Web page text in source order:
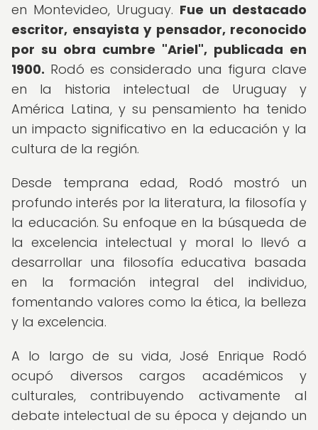
en Montevideo, Uruguay. Fue un destacado
escritor, ensayista y pensador, reconocido
por su obra cumbre "Ariel", publicada en
1900. Rodó es considerado una figura clave
en la historia intelectual de Uruguay y
América Latina, y su pensamiento ha tenido
un impacto significativo en la educación y la
cultura de la región.
Desde temprana edad, Rodó mostró un
profundo interés por la literatura, la filosofía y
la educación. Su enfoque en la búsqueda de
la excelencia intelectual y moral lo llevó a
desarrollar una filosofía educativa basada
en la formación integral del individuo,
fomentando valores como la ética, la belleza
y la excelencia.
A lo largo de su vida, José Enrique Rodó
ocupó diversos cargos académicos y
culturales, contribuyendo activamente al
debate intelectual de su época y dejando un